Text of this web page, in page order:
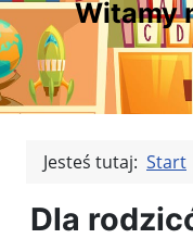
Witamy
Jesteś tutaj: Start
Dla